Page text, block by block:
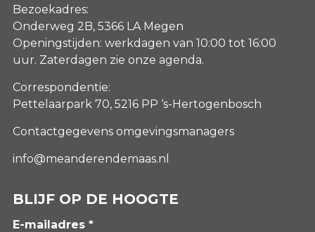
Bezoekadres:
Onderweg 2B, 5366 LA Megen
Openingstijden: werkdagen van 10:00 tot 16:00
uur. Zaterdagen zie onze agenda.
Correspondentie:
Pettelaarpark 70, 5216 PP ‘s-Hertogenbosch
Contactgegevens omgevingsmanagers
info@meanderendemaas.nl
BLIJF OP DE HOOGTE
E-mailadres *